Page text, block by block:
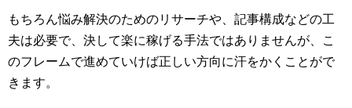
もちろん悩み解決のためのリサーチや、記事構成などの工
夫は必要で、決して楽に稼げる手法ではありませんが、こ
のフレームで進めていけば正しい方向に汗をかくことがで
きます。